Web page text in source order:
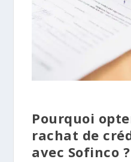
Pourquoi
rachat de
avec Sofinco ?